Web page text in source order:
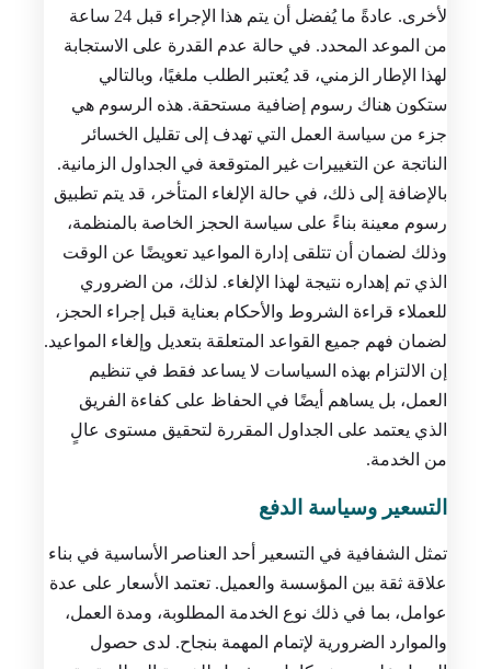
لأخرى. عادةً ما يُفضل أن يتم هذا الإجراء قبل 24 ساعة
من الموعد المحدد. في حالة عدم القدرة على الاستجابة
لهذا الإطار الزمني، قد يُعتبر الطلب ملغيًا، وبالتالي
ستكون هناك رسوم إضافية مستحقة. هذه الرسوم هي
جزء من سياسة العمل التي تهدف إلى تقليل الخسائر
الناتجة عن التغييرات غير المتوقعة في الجداول الزمانية.
بالإضافة إلى ذلك، في حالة الإلغاء المتأخر، قد يتم تطبيق
رسوم معينة بناءً على سياسة الحجز الخاصة بالمنظمة،
وذلك لضمان أن تتلقى إدارة المواعيد تعويضًا عن الوقت
الذي تم إهداره نتيجة لهذا الإلغاء. لذلك، من الضروري
للعملاء قراءة الشروط والأحكام بعناية قبل إجراء الحجز،
لضمان فهم جميع القواعد المتعلقة بتعديل وإلغاء المواعيد.
إن الالتزام بهذه السياسات لا يساعد فقط في تنظيم
العمل، بل يساهم أيضًا في الحفاظ على كفاءة الفريق
الذي يعتمد على الجداول المقررة لتحقيق مستوى عالٍ
من الخدمة.
التسعير وسياسة الدفع
تمثل الشفافية في التسعير أحد العناصر الأساسية في بناء
علاقة ثقة بين المؤسسة والعميل. تعتمد الأسعار على عدة
عوامل، بما في ذلك نوع الخدمة المطلوبة، ومدة العمل،
والموارد الضرورية لإتمام المهمة بنجاح. لدى حصول